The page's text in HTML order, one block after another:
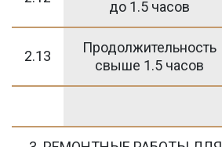
до 1.5 часов
2.13
Продолжительность
свыше 1.5 часов